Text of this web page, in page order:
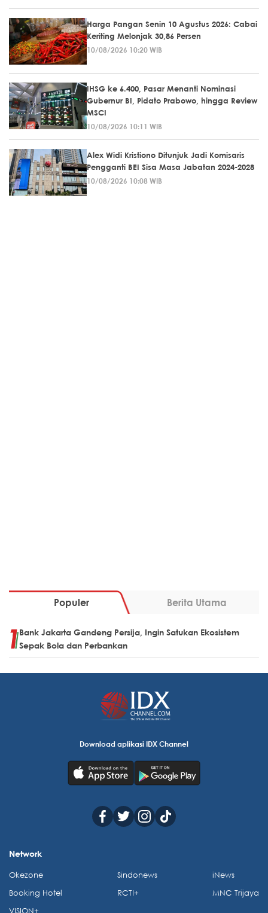
Harga Pangan Senin 10 Agustus 2026: Cabai
Keriting Melonjak 30,86 Persen
10/08/2026 10:20 WIB
IHSG ke 6.400, Pasar Menanti Nominasi
Gubernur BI, Pidato Prabowo, hingga Review
MSCI
10/08/2026 10:11 WIB
Alex Widi Kristiono Ditunjuk Jadi Komisaris
Pengganti BEI Sisa Masa Jabatan 2024-2028
10/08/2026 10:08 WIB
Populer Berita Utama
Bank Jakarta Gandeng Persija, Ingin Satukan Ekosistem
Sepak Bola dan Perbankan
Download aplikasi IDX Channel
Network
Okezone
Booking Hotel
Sindonews
RCTI+
iNews
MNC Trijaya